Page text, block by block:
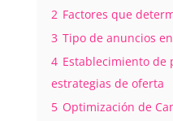
2 Factores que
3 Tipo de anuncios
4 Establecimiento de
estrategias de oferta
5 Optimización de